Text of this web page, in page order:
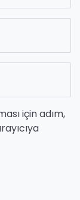
için adım,